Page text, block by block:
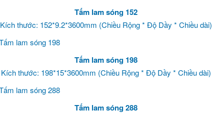
Tấm lam sóng 152
Kích thước: 152*9.2*3600mm (Chiều Rộng * Độ Dầy * Chiều dài)
Tấm lam sóng 198
Kích thước: 198*15*3600mm (Chiều Rộng * Độ Dầy * Chiều dài)
Tấm lam sóng 288